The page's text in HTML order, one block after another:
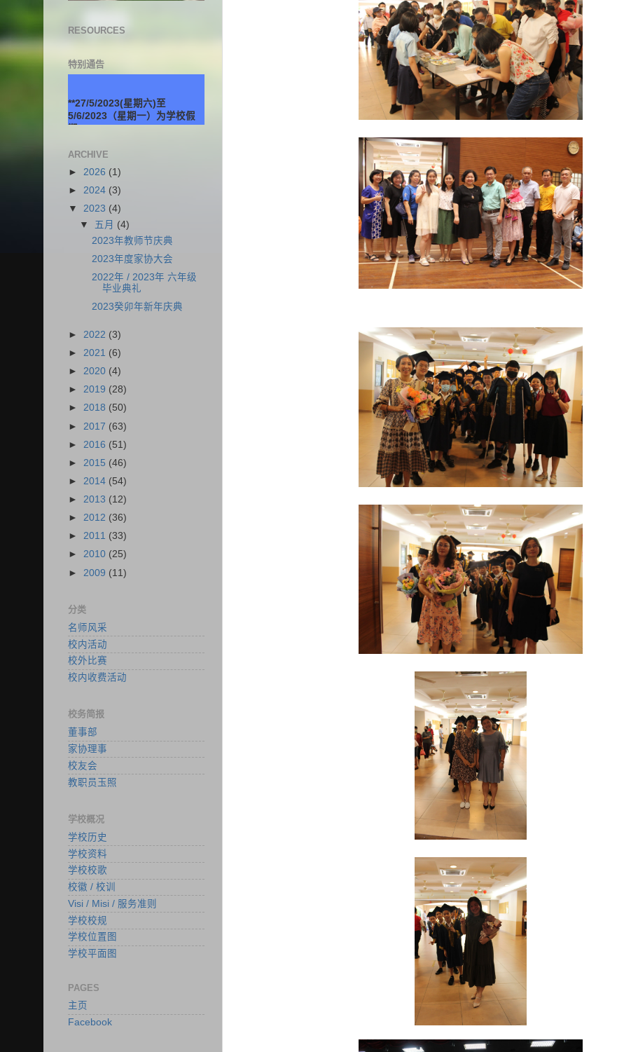
RESOURCES
特别通告
5/6/2023（星期一）为学校假
期。
ARCHIVE
► 2026 (1)
► 2024 (3)
▼ 2023 (4)
▼ 五月 (4)
2023年教师节庆典
2023年度家协大会
2022年 / 2023年 六年级
毕业典礼
2023癸卯年新年庆典
► 2022 (3)
► 2021 (6)
► 2020 (4)
► 2019 (28)
► 2018 (50)
► 2017 (63)
► 2016 (51)
► 2015 (46)
► 2014 (54)
► 2013 (12)
► 2012 (36)
► 2011 (33)
► 2010 (25)
► 2009 (11)
分类
名师风采
校内活动
校外比赛
校内收费活动
校务简报
董事部
家协理事
校友会
教职员玉照
学校概况
学校历史
学校资料
学校校歌
校徽 / 校训
Visi / Misi / 服务准则
学校校规
学校位置图
学校平面图
PAGES
主页
Facebook